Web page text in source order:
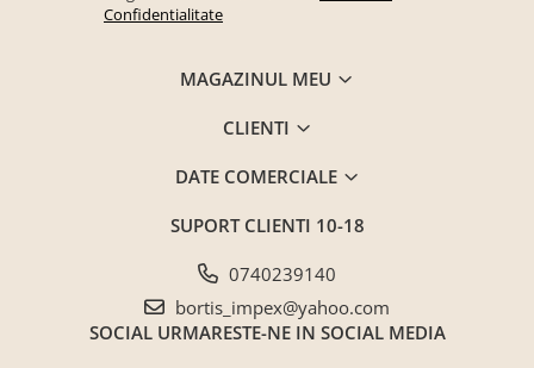
Confidentialitate
MAGAZINUL MEU
CLIENTI
DATE COMERCIALE
SUPORT CLIENTI 10-18
0740239140
bortis_impex@yahoo.com
SOCIAL URMARESTE-NE IN SOCIAL MEDIA